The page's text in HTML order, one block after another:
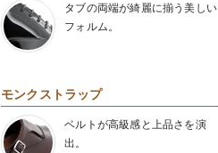
タブの両端が綺麗に揃う美しい
フォルム。
モンクストラップ
ベルトが高級感と上品さを演
出。